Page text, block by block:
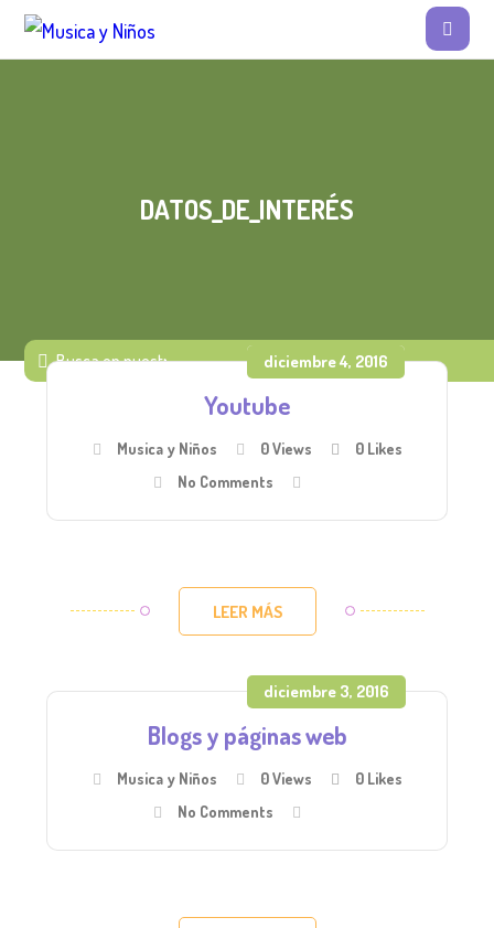
DATOS_DE_INTERÉS
diciembre 4, 2016
Youtube
Musica y Niños 0 Views 0Likes
No Comments
LEER MÁS
diciembre 3, 2016
Blogs y páginas web
Musica y Niños 0 Views 0Likes
No Comments